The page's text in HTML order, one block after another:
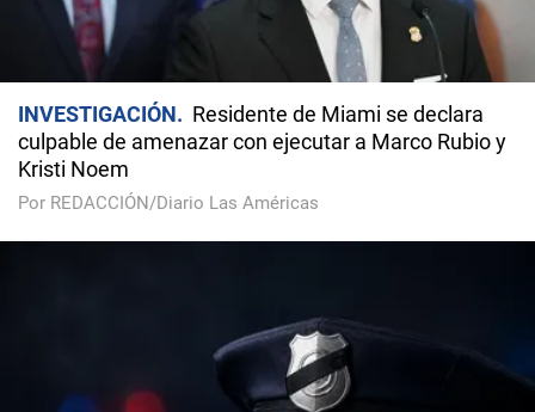
INVESTIGACIÓN
Residente de Miami se declara
culpable de amenazar con ejecutar a Marco Rubio y
Kristi Noem
Por REDACCIÓN/Diario Las Américas